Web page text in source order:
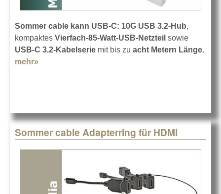
Sommer cable kann USB-C: 10G USB 3.2-Hub,
kompaktes Vierfach-85-Watt-USB-Netzteil sowie
USB-C 3.2-Kabelserie mit bis zu acht Metern Länge.
mehr»
Sommer cable Adapterring für HDMI